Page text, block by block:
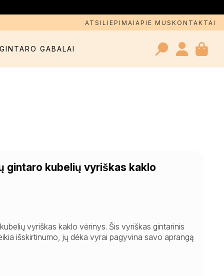
ATSILIEPIMAI APIE MUSKONTAKTAI
GINTARO GABALAI
Search
gintaro kubelių vyriškas kaklo
vyriškas kaklo vėrinys. Šis vyriškas gintarinis
išskirtinumo, jų dėka vyrai pagyvina savo aprangą